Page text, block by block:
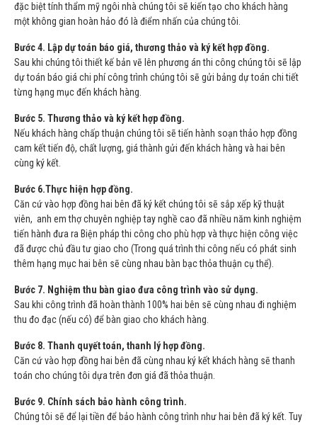
đặc biệt tính thẩm mỹ ngôi nhà chúng tôi sẽ kiến tạo cho khách hàng
một không gian hoàn hảo đó là điểm nhấn của chúng tôi.
Bước 4. Lập dự toán báo giá, thương thảo và ký kết hợp đồng.
Sau khi chúng tôi thiết kế bản vẽ lên phương án thi công chúng tôi sẽ lập
dự toán báo giá chi phí công trình chúng tôi sẽ gửi bảng dự toán chi tiết
từng hạng mục đến khách hàng.
Bước 5. Thương thảo và ký kết hợp đồng.
Nếu khách hàng chấp thuận chúng tôi sẽ tiến hành soạn thảo hợp đồng
cam kết tiến độ, chất lượng, giá thành gửi đến khách hàng và hai bên
cùng ký kết.
Bước 6.Thực hiện hợp đồng.
Căn cứ vào hợp đồng hai bên đã ký kết chúng tôi sẽ sắp xếp kỹ thuật
viên, anh em thợ chuyên nghiệp tay nghề cao đã nhiều năm kinh nghiệm
tiến hành đưa ra Biện pháp thi công cho phù hợp và thực hiện công việc
đã được chủ đầu tư giao cho (Trong quá trình thi công nếu có phát sinh
thêm hạng mục hai bên sẽ cùng nhau bàn bạc thỏa thuận cụ thể).
Bước 7. Nghiệm thu bàn giao đưa công trình vào sử dụng.
Sau khi công trình đã hoàn thành 100% hai bên sẽ cùng nhau đi nghiệm
thu đo đạc (nếu có) để bàn giao cho khách hàng.
Bước 8. Thanh quyết toán, thanh lý hợp đồng.
Căn cứ vào hợp đồng hai bên đã cùng nhau ký kết khách hàng sẽ thanh
toán cho chúng tôi dựa trên đơn giá đã thỏa thuận.
Bước 9. Chính sách bảo hành công trình.
Chúng tôi sẽ để lại tiền để bảo hành công trình như hai bên đã ký kết. Tuy